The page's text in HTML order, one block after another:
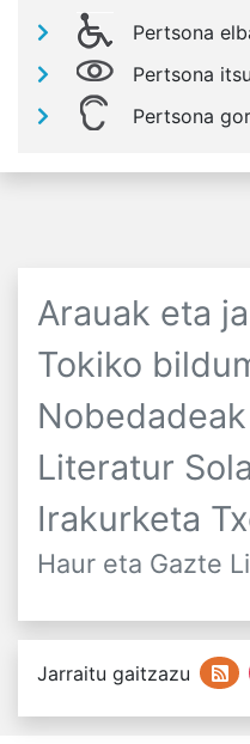
Pertsona
Pertsona
Pertsona
Arauak eta
Tokiko
Nobedadeak
Literatur
Irakurketa
Haur eta Gazte
Jarraitu gaitzazu